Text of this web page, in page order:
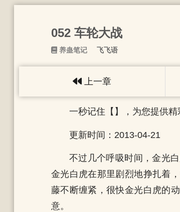
052 车轮大战
养蛊笔记 飞飞语
上一章
一秒记住【】，为您提供精
更新时间：2013-04-21
不过几个呼吸时间，金光
金光白虎在那里剧烈地挣扎着
藤不断缠紧，很快金光白虎的
意。